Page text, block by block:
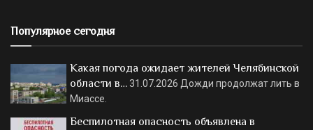
Популярное сегодня
Какая погода ожидает жителей Челябинской
области в…31.07.2026 Дожди продолжат лить в
Миассе.
Беспилотная опасность объявлена в